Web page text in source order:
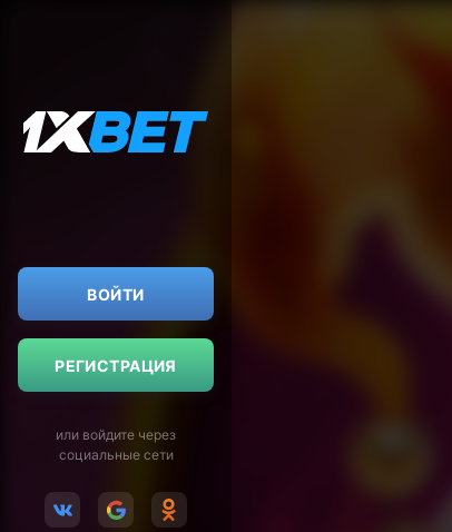
ВОЙТИ
РЕГИСТРАЦИЯ
или войдите через
социальные сети